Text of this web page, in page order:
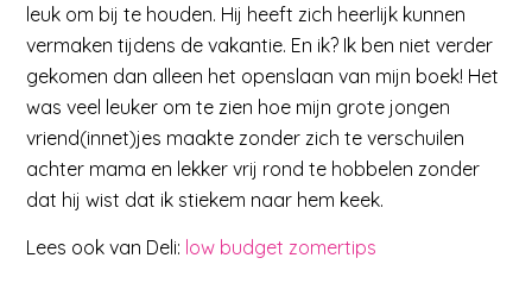
leuk om bij te houden. Hij heeft zich heerlijk kunnen
vermaken tijdens de vakantie. En ik? Ik ben niet verder
gekomen dan alleen het openslaan van mijn boek! Het
was veel leuker om te zien hoe mijn grote jongen
vriend(innet)jes maakte zonder zich te verschuilen
achter mama en lekker vrij rond te hobbelen zonder
dat hij wist dat ik stiekem naar hem keek.
Lees ook van Deli: low budget zomertips